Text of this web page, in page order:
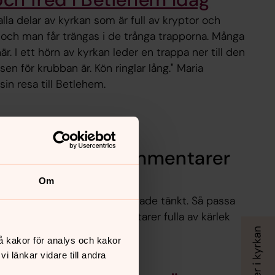
Om
kakor för analys och kakor
länkar vidare till andra
delar av kyrkan som är full av kryptor och
man får trängas i de trånga trapporna. Många
I ett hörn av kyrkan leder en trappa ner till den
för krubban är. Kön ringlar lång." Maria
resa till Betlehem.
kärleksfulla kommentarer
kan bli hårdare än man hade tänkt. Så passa
med kommentarer fulla av kärlek
fyllas på.